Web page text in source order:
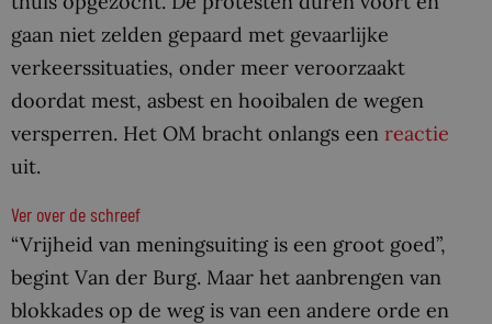
gaan niet zelden gepaard met gevaarlijke
verkeerssituaties, onder meer veroorzaakt
doordat mest, asbest en hooibalen de wegen
versperren. Het OM bracht onlangs een reactie
uit.
Ver over de schreef
“Vrijheid van meningsuiting is een groot goed”,
begint Van der Burg. Maar het aanbrengen van
blokkades op de weg is van een andere orde en